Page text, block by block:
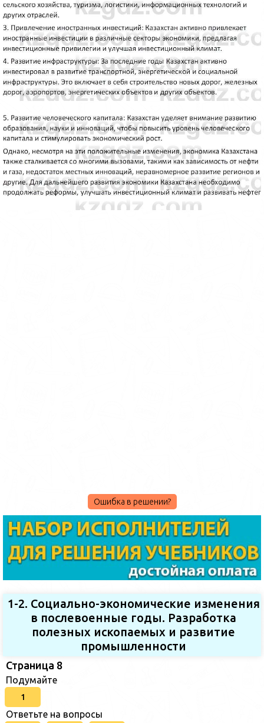
Ошибка в решении?
1-2. Социально-экономические изменения
в послевоенные годы. Разработка
полезных ископаемых и развитие
промышленности
Страница 8
Подумайте
1
Ответьте на вопросы